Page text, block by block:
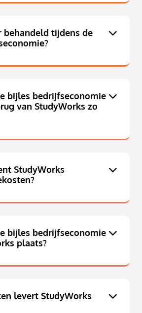
behandeld tijdens de
bijles bedrijfseconomie
van StudyWorks zo
StudyWorks
bijles bedrijfseconomie
plaats?
levert StudyWorks